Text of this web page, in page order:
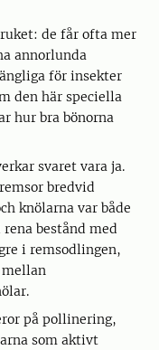
de får ofta mer
annorlunda
för insekter
den här speciella
hur bra bönorna
svaret vara ja.
bredvid
knölarna var både
bestånd med
i remsodlingen,
på pollinering,
som aktivt